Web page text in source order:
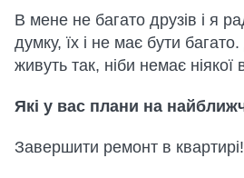
В мене не багато друзів і я
думку, їх і не має бути
живуть так, ніби немає ніякої
Які у вас плани на
Завершити ремонт в квартирі!